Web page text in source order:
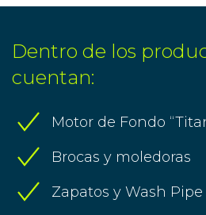
Dentro de los
cuentan:
Motor de Fondo
Brocas y moledoras
Zapatos y Wash Pipe